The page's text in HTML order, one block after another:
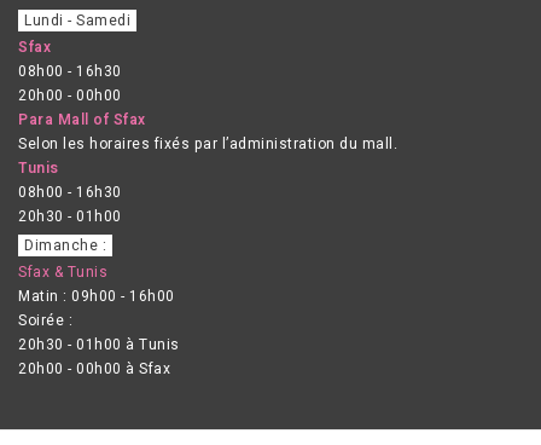
Lundi - Samedi
Sfax
08h00 - 16h30
20h00 - 00h00
Para Mall of Sfax
Selon les horaires fixés par l’administration du mall.
Tunis
08h00 - 16h30
20h30 - 01h00
Dimanche :
Sfax & Tunis
Matin : 09h00 - 16h00
Soirée :
20h30 - 01h00 à Tunis
20h00 - 00h00 à Sfax